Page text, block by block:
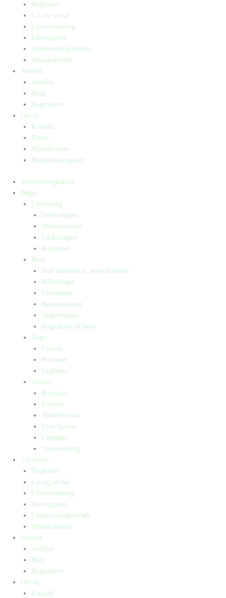
Bogkasser
Lix og let-tal
Universlæsning
Elevopgaver
Undervisningsforløb
Messekalender
Aktuelt
Artikler
Blog
Bogtrailere
Om os
Kontakt
Presse
Manuskripter
Handelsbetingelser
Sommerbogpakker
Bøger
Letlæsning
Indskolingen
Mellemtrinnet
Udskolingen
Bogkasser
Børn
Små mennesker, store drømme
Billedbøger
Faktabøger
Børneromaner
Opgavebøger
Bogpakker til børn
Unge
Fantasy
Romaner
Fagbøger
Voksne
Romance
Krimier
Skønlitteratur
True Stories
Fagbøger
Undervisning
Til lærere
Bogkasser
Lix og let-tal
Universlæsning
Elevopgaver
Undervisningsforløb
Messekalender
Aktuelt
Artikler
Blog
Bogtrailere
Om os
Kontakt